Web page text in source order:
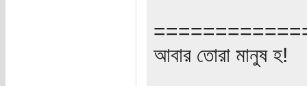
আবার তোরা মানুষ হ!